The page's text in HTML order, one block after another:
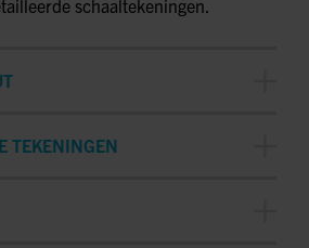
schaaltekeningen.
binnen een installatie,
TEKENINGEN
ontwerp en de uitvoering van